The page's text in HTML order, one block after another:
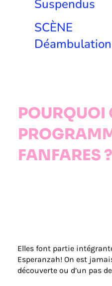
Suspendus
SCÈNE
Déambulation
POURQUOI
FANFARES ?
Elles font partie
Esperanzah! On est
découverte ou d’un pas